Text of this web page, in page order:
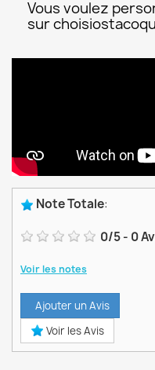
Vous voulez
sur
Note Totale:
0/5- 0
Voir les notes
Ajouter un Avis
Voir les Avis